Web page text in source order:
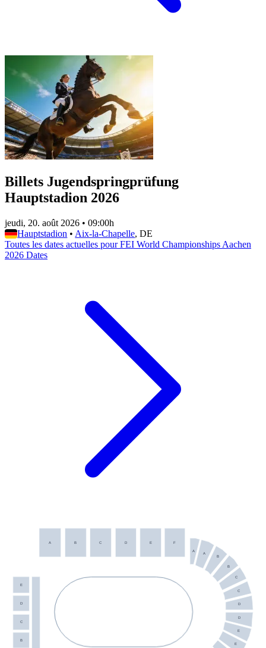
Billets Jugendspringprüfung
Hauptstadion 2026
jeudi, 20. août 2026 • 09:00h
Hauptstadion • Aix-la-Chapelle, DE
Toutes les dates actuelles pour FEI World Championships Aachen
2026 Dates
A
A
B
B
C
C
D
D
E
E
E
D
C
B
A B C D E F